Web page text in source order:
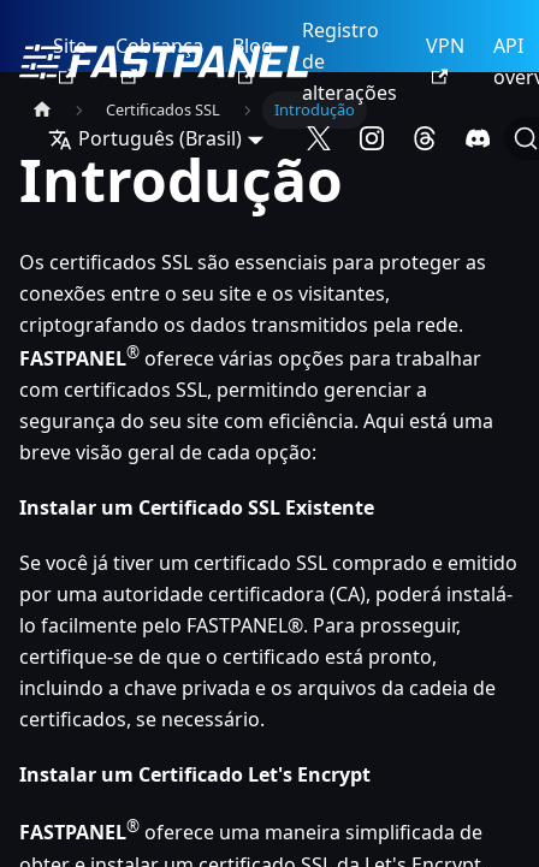
Site Cobrança Blog
Registro
de
alterações
VPN
API
Português (Brasil)
Certificados SSL Introdução
Introdução
Os certificados SSL são essenciais para proteger as
conexões entre o seu site e os visitantes,
criptografando os dados transmitidos pela rede.
FASTPANEL® oferece várias opções para trabalhar
com certificados SSL, permitindo gerenciar a
segurança do seu site com eficiência. Aqui está uma
breve visão geral de cada opção:
Instalar um Certificado SSL Existente
Se você já tiver um certificado SSL comprado e emitido
por uma autoridade certificadora (CA), poderá instalá-
lo facilmente pelo FASTPANEL®. Para prosseguir,
certifique-se de que o certificado está pronto,
incluindo a chave privada e os arquivos da cadeia de
certificados, se necessário.
Instalar um Certificado Let's Encrypt
FASTPANEL® oferece uma maneira simplificada de